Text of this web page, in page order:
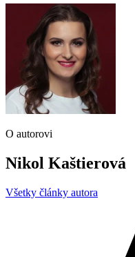
O autorovi
Nikol Kaštierová
Všetky články autora